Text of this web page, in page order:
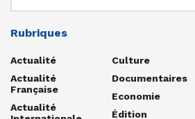
Rubriques
Actualité
Actualité
Française
Actualité
Culture
Documentaires
Economie
Édition